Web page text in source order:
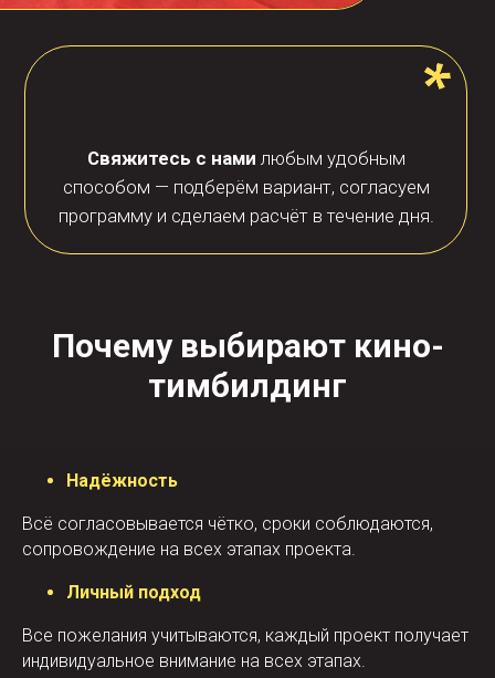
Почему выбирают кино-
тимбилдинг
Надёжность
Всё согласовывается чётко, сроки соблюдаются,
сопровождение на всех этапах проекта.
Личный подход
Все пожелания учитываются, каждый проект получает
индивидуальное внимание на всех этапах.